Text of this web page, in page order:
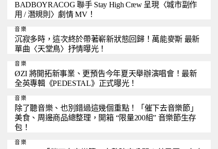
BADBOYRACOG 聯手 Stay High Crew 呈現〈城市副作
用 / 潛規則〉劇情 MV！
音樂
沉寂多時，這次終於帶著嶄新狀態回歸！萬能麥斯 最新
單曲〈天堂鳥〉抒情曝光！
音樂
ØZI 將開拓新事業、更預告今年夏天舉辦演唱會！最新
全英專輯《PEDESTAL》正式曝光！
音樂
除了聽音樂、也別錯過這幾個重點！「催下去音樂節」
美食、周邊商品總整理，開箱 “限量200組” 音樂節生存
包！
音樂